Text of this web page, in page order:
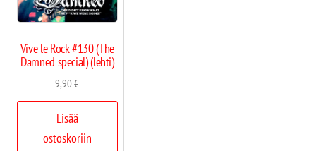
Vive le Rock #130 (The
Damned special) (lehti)
9,90€
Lisää
ostoskoriin